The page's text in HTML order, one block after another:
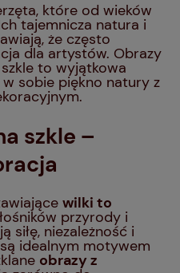
które od wieków
tajemnicza natura i
że często
dla artystów. Obrazy
to wyjątkowa
sobie piękno natury z
szkle –
wilki to
przyrody i
siłę, niezależność i
idealnym motywem
obrazy z